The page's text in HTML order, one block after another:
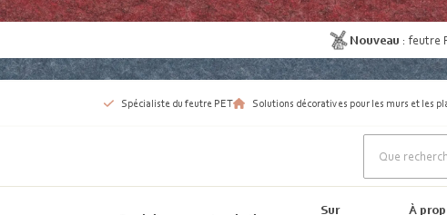
Nouveau :feutre
Spécialiste du feutre PET Solutions décoratives pour les murs et les
Sur
À